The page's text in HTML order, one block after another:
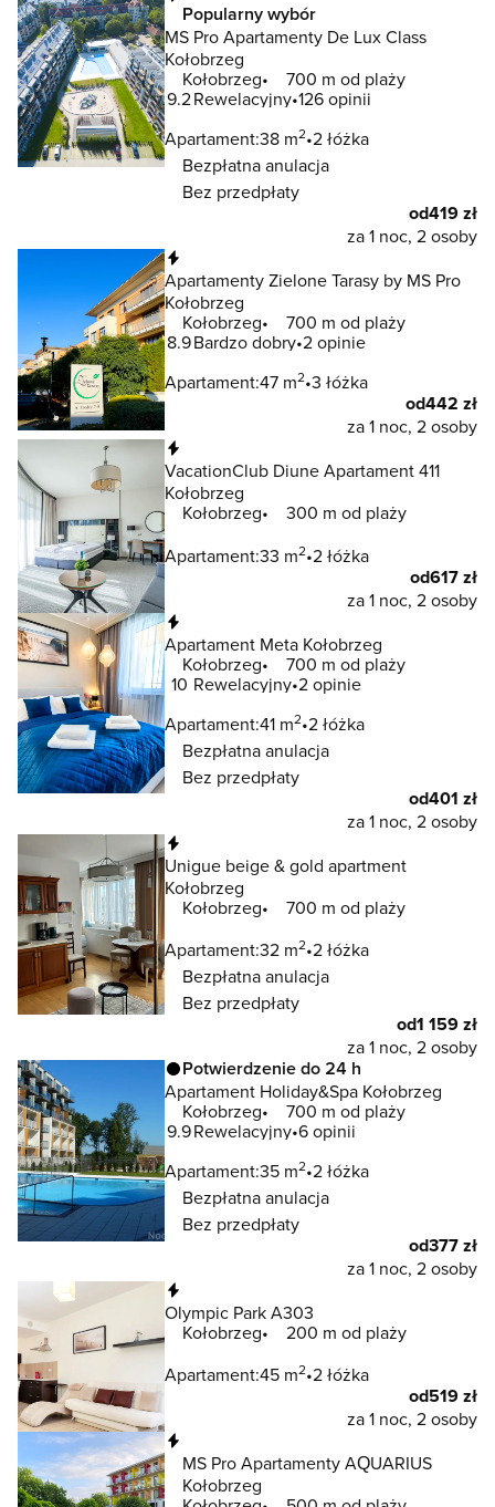
Popularny wybór
MS Pro Apartamenty De Lux Class
Kołobrzeg
Kołobrzeg
700 m od plaży
9.2Rewelacyjny 126 opinii
Apartament:38 m2 2 łóżka
Bezpłatna anulacja
Bez przedpłaty
od419 zł
za 1 noc, 2 osoby
Apartamenty Zielone Tarasy by MS Pro
Kołobrzeg
Kołobrzeg
700 m od plaży
8.9Bardzo dobry 2 opinie
Apartament:47 m2 3 łóżka
od442 zł
za 1 noc, 2 osoby
VacationClub Diune Apartament 411
Kołobrzeg
Kołobrzeg
300 m od plaży
Apartament:33 m2 2 łóżka
od617 zł
za 1 noc, 2 osoby
Apartament Meta Kołobrzeg
Kołobrzeg
700 m od plaży
10 Rewelacyjny 2 opinie
Apartament:41 m2 2 łóżka
Bezpłatna anulacja
Bez przedpłaty
od401 zł
za 1 noc, 2 osoby
Unigue beige & gold apartment
Kołobrzeg
Kołobrzeg
700 m od plaży
Apartament:32 m2 2 łóżka
Bezpłatna anulacja
Bez przedpłaty
od1 159 zł
za 1 noc, 2 osoby
Potwierdzenie do 24 h
Apartament Holiday&Spa Kołobrzeg
Kołobrzeg
700 m od plaży
9.9Rewelacyjny 6 opinii
Apartament:35 m2 2 łóżka
Bezpłatna anulacja
Bez przedpłaty
od377 zł
za 1 noc, 2 osoby
Olympic Park A303
Kołobrzeg
200 m od plaży
Apartament:45 m2 2 łóżka
od519 zł
za 1 noc, 2 osoby
MS Pro Apartamenty AQUARIUS
Kołobrzeg